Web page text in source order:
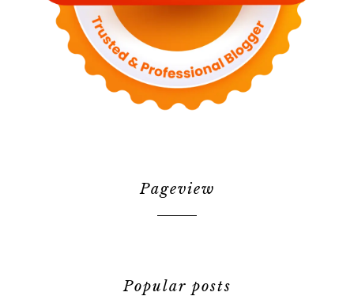
Pageview
Popular posts